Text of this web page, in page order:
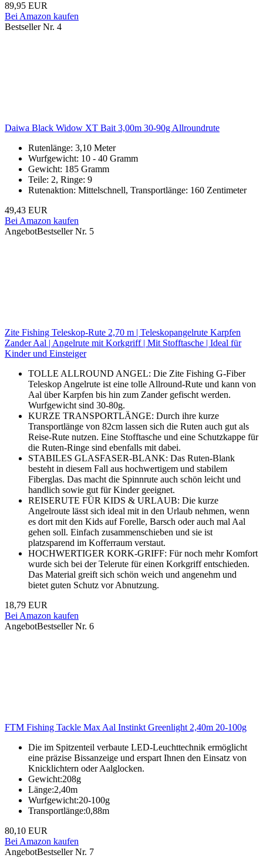
89,95 EUR
Bei Amazon kaufen
Bestseller Nr. 4
Daiwa Black Widow XT Bait 3,00m 30-90g Allroundrute
Rutenlänge: 3,10 Meter
Wurfgewicht: 10 - 40 Gramm
Gewicht: 185 Gramm
Teile: 2, Ringe: 9
Rutenaktion: Mittelschnell, Transportlänge: 160 Zentimeter
49,43 EUR
Bei Amazon kaufen
AngebotBestseller Nr. 5
Zite Fishing Teleskop-Rute 2,70 m | Teleskopangelrute Karpfen
Zander Aal | Angelrute mit Korkgriff | Mit Stofftasche | Ideal für
Kinder und Einsteiger
TOLLE ALLROUND ANGEL: Die Zite Fishing G-Fiber
Teleskop Angelrute ist eine tolle Allround-Rute und kann von
Aal über Karpfen bis hin zum Zander gefischt werden.
Wurfgewicht sind 30-80g.
KURZE TRANSPORTLÄNGE: Durch ihre kurze
Transportlänge von 82cm lassen sich die Ruten auch gut als
Reise-Rute nutzen. Eine Stofftasche und eine Schutzkappe für
die Ruten-Ringe sind ebenfalls mit dabei.
STABILES GLASFASER-BLANK: Das Ruten-Blank
besteht in diesem Fall aus hochwertigem und stabilem
Fiberglas. Das macht die Spinnrute auch schön leicht und
handlich sowie gut für Kinder geeignet.
REISERUTE FÜR KIDS & URLAUB: Die kurze
Angelroute lässt sich ideal mit in den Urlaub nehmen, wenn
es dort mit den Kids auf Forelle, Barsch oder auch mal Aal
gehen soll. Einfach zusammenschieben und sie ist
platzsparend im Kofferraum verstaut.
HOCHWERTIGER KORK-GRIFF: Für noch mehr Komfort
wurde sich bei der Telerute für einen Korkgriff entschieden.
Das Material greift sich schön weich und angenehm und
bietet guten Schutz vor Abnutzung.
18,79 EUR
Bei Amazon kaufen
AngebotBestseller Nr. 6
FTM Fishing Tackle Max Aal Instinkt Greenlight 2,40m 20-100g
Die im Spitzenteil verbaute LED-Leuchttechnik ermöglicht
eine präzise Bissanzeige und erspart Ihnen den Einsatz von
Knicklichtern oder Aalglocken.
Gewicht:208g
Länge:2,40m
Wurfgewicht:20-100g
Transportlänge:0,88m
80,10 EUR
Bei Amazon kaufen
AngebotBestseller Nr. 7